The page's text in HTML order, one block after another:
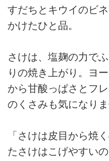
すだちとキウイのビ
かけたひと品。
さけは、塩麹の力で
りの焼き上がり。ヨ
から甘酸っぱさとフ
のくさみも気になりま
「さけは皮目から焼
たさけはこげやすい